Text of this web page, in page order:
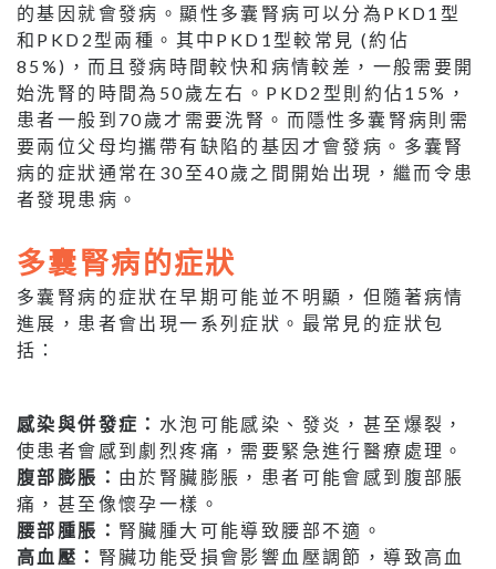
的基因就會發病。顯性多囊腎病可以分為PKD1型
和PKD2型兩種。其中PKD1型較常見 (約佔
85%)，而且發病時間較快和病情較差，一般需要開
始洗腎的時間為50歲左右。PKD2型則約佔15%，
患者一般到70歲才需要洗腎。而隱性多囊腎病則需
要兩位父母均攜帶有缺陷的基因才會發病。多囊腎
病的症狀通常在30至40歲之間開始出現，繼而令患
者發現患病。
多囊腎病的症狀
多囊腎病的症狀在早期可能並不明顯，但隨著病情
進展，患者會出現一系列症狀。最常見的症狀包
括：
感染與併發症： 水泡可能感染、發炎，甚至爆裂，
使患者會感到劇烈疼痛，需要緊急進行醫療處理。
腹部膨脹： 由於腎臟膨脹，患者可能會感到腹部脹
痛，甚至像懷孕一樣。
腰部腫脹： 腎臟腫大可能導致腰部不適。
高血壓： 腎臟功能受損會影響血壓調節，導致高血